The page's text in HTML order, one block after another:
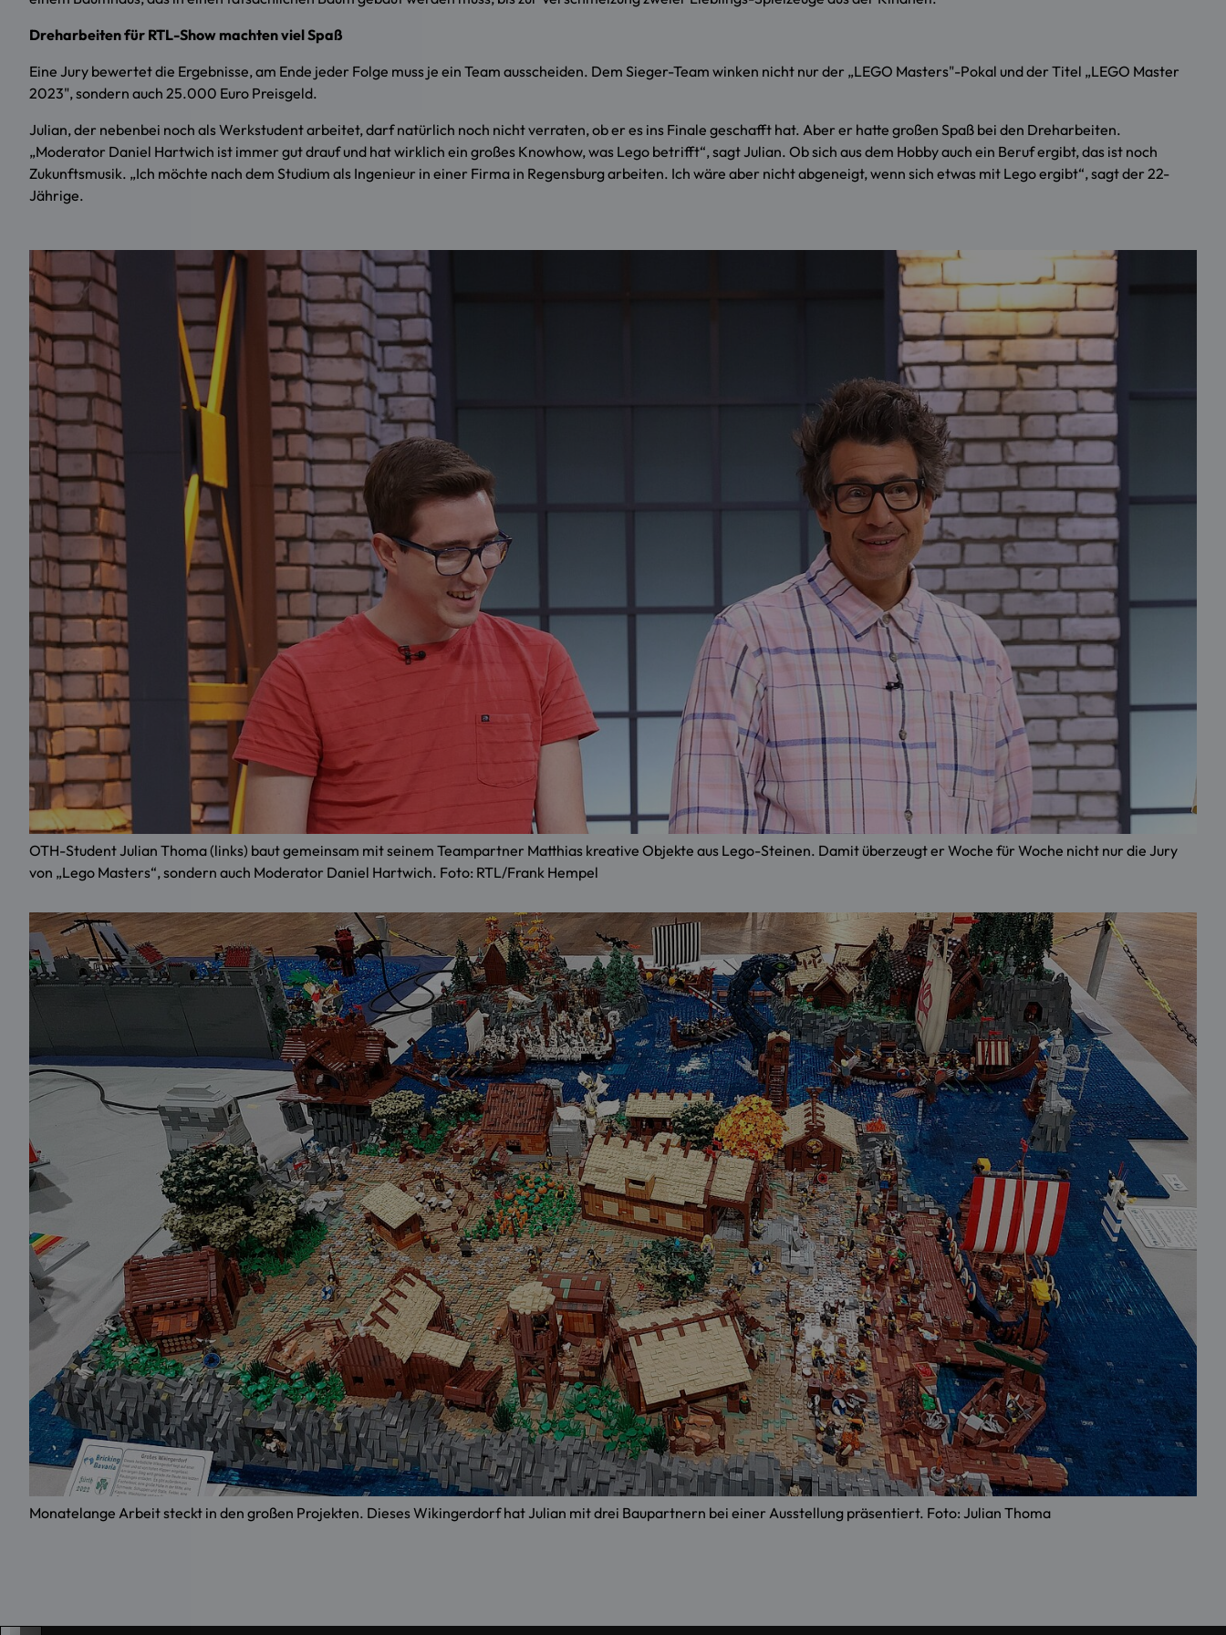
Dreharbeiten für RTL-Show machten viel Spaß
Eine Jury bewertet die Ergebnisse, am Ende jeder Folge muss je ein Team ausscheiden. Dem Sieger-Team winken nicht nur der „LEGO Masters"-Pokal und der Titel „LEGO Master
2023", sondern auch 25.000 Euro Preisgeld.
Julian, der nebenbei noch als Werkstudent arbeitet, darf natürlich noch nicht verraten, ob er es ins Finale geschafft hat. Aber er hatte großen Spaß bei den Dreharbeiten.
„Moderator Daniel Hartwich ist immer gut drauf und hat wirklich ein großes Knowhow, was Lego betrifft“, sagt Julian. Ob sich aus dem Hobby auch ein Beruf ergibt, das ist noch
Zukunftsmusik. „Ich möchte nach dem Studium als Ingenieur in einer Firma in Regensburg arbeiten. Ich wäre aber nicht abgeneigt, wenn sich etwas mit Lego ergibt“, sagt der 22-
Jährige.
OTH-Student Julian Thoma (links) baut gemeinsam mit seinem Teampartner Matthias kreative Objekte aus Lego-Steinen. Damit überzeugt er Woche für Woche nicht nur die Jury
von „Lego Masters“, sondern auch Moderator Daniel Hartwich. Foto: RTL/Frank Hempel
Monatelange Arbeit steckt in den großen Projekten. Dieses Wikingerdorf hat Julian mit drei Baupartnern bei einer Ausstellung präsentiert. Foto: Julian Thoma